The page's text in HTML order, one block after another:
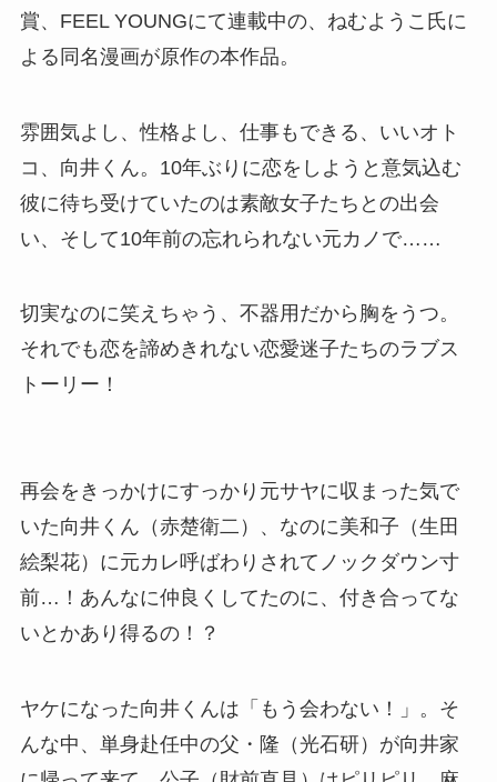
賞、FEEL YOUNGにて連載中の、ねむようこ氏に
よる同名漫画が原作の本作品。
雰囲気よし、性格よし、仕事もできる、いいオト
コ、向井くん。10年ぶりに恋をしようと意気込む
彼に待ち受けていたのは素敵女子たちとの出会
い、そして10年前の忘れられない元カノで……
切実なのに笑えちゃう、不器用だから胸をうつ。
それでも恋を諦めきれない恋愛迷子たちのラブス
トーリー！
再会をきっかけにすっかり元サヤに収まった気で
いた向井くん（赤楚衛二）、なのに美和子（生田
絵梨花）に元カレ呼ばわりされてノックダウン寸
前…！あんなに仲良くしてたのに、付き合ってな
いとかあり得るの！？
ヤケになった向井くんは「もう会わない！」。そ
んな中、単身赴任中の父・隆（光石研）が向井家